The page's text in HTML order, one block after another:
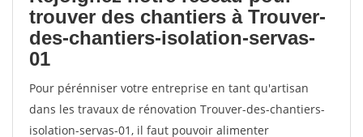
trouver des chantiers à Trouver-
des-chantiers-isolation-servas-
01
Pour pérénniser votre entreprise en tant qu'artisan
dans les travaux de rénovation Trouver-des-chantiers-
isolation-servas-01, il faut pouvoir alimenter